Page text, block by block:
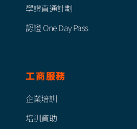
學證直通計劃
認證 One Day Pass
工商服務
企業培訓
培訓資助